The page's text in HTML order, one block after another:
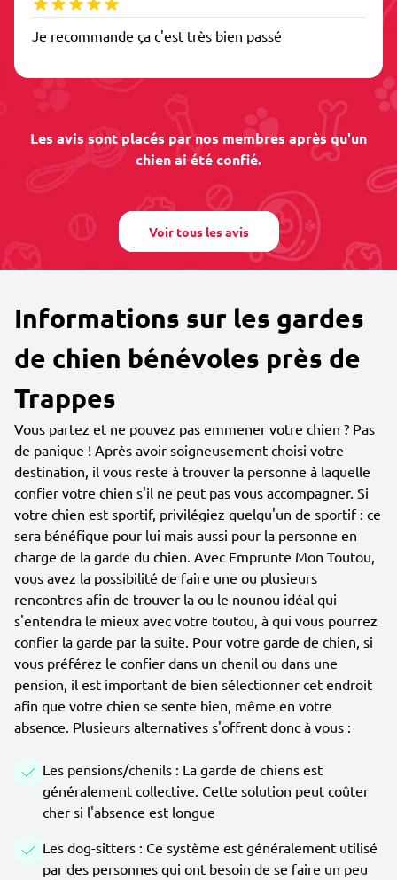
Je recommande ça c'est très bien passé
Les avis sont placés par nos membres après qu'un
chien ai été confié.
Voir tous les avis
Informations sur les gardes
de chien bénévoles près de
Trappes
Vous partez et ne pouvez pas emmener votre chien ? Pas
de panique ! Après avoir soigneusement choisi votre
destination, il vous reste à trouver la personne à laquelle
confier votre chien s'il ne peut pas vous accompagner. Si
votre chien est sportif, privilégiez quelqu'un de sportif : ce
sera bénéfique pour lui mais aussi pour la personne en
charge de la garde du chien. Avec Emprunte Mon Toutou,
vous avez la possibilité de faire une ou plusieurs
rencontres afin de trouver la ou le nounou idéal qui
s'entendra le mieux avec votre toutou, à qui vous pourrez
confier la garde par la suite. Pour votre garde de chien, si
vous préférez le confier dans un chenil ou dans une
pension, il est important de bien sélectionner cet endroit
afin que votre chien se sente bien, même en votre
absence. Plusieurs alternatives s'offrent donc à vous :
Les pensions/chenils : La garde de chiens est
généralement collective. Cette solution peut coûter
cher si l'absence est longue
Les dog-sitters : Ce système est généralement utilisé
par des personnes qui ont besoin de se faire un peu